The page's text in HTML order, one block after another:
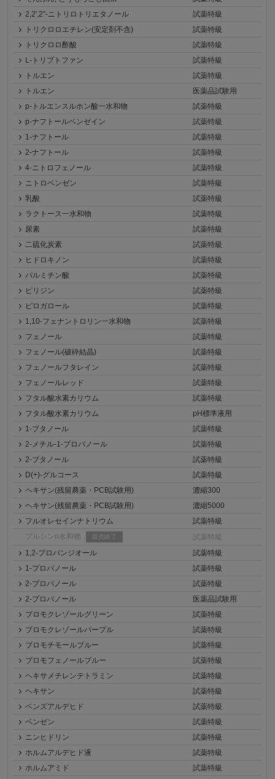
2,2',2''-ニトリロトリエタノール
試薬特級
トリクロロエチレン(安定剤不含)
試薬特級
トリクロロ酢酸
試薬特級
L-トリプトファン
試薬特級
トルエン
試薬特級
トルエン
医薬品試験用
p-トルエンスルホン酸一水和物
試薬特級
p-ナフトールベンゼイン
試薬特級
1-ナフトール
試薬特級
2-ナフトール
試薬特級
4-ニトロフェノール
試薬特級
ニトロベンゼン
試薬特級
乳酸
試薬特級
ラクトース一水和物
試薬特級
尿素
試薬特級
二硫化炭素
試薬特級
ヒドロキノン
試薬特級
パルミチン酸
試薬特級
ピリジン
試薬特級
ピロガロール
試薬特級
1,10-フェナントロリン一水和物
試薬特級
フェノール
試薬特級
フェノール(破砕結晶)
試薬特級
フェノールフタレイン
試薬特級
フェノールレッド
試薬特級
フタル酸水素カリウム
試薬特級
フタル酸水素カリウム
pH標準液用
1-ブタノール
試薬特級
2-メチル-1-プロパノール
試薬特級
2-ブタノール
試薬特級
D(+)-グルコース
試薬特級
ヘキサン(残留農薬・PCB試験用)
濃縮300
ヘキサン(残留農薬・PCB試験用)
濃縮5000
フルオレセインナトリウム
試薬特級
ブルシンn水和物
販売終了
試薬特級
1,2-プロパンジオール
試薬特級
1-プロパノール
試薬特級
2-プロパノール
試薬特級
2-プロパノール
医薬品試験用
ブロモクレゾールグリーン
試薬特級
ブロモクレゾールパープル
試薬特級
ブロモチモールブルー
試薬特級
ブロモフェノールブルー
試薬特級
ヘキサメチレンテトラミン
試薬特級
ヘキサン
試薬特級
ベンズアルデヒド
試薬特級
ベンゼン
試薬特級
ニンヒドリン
試薬特級
ホルムアルデヒド液
試薬特級
ホルムアミド
試薬特級